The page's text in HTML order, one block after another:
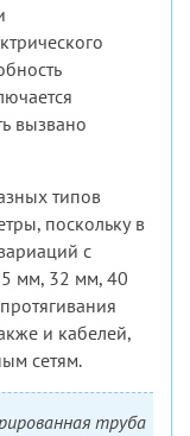
вызвано
типов
поскольку в
с
мм, 32 мм, 40
и кабелей,
сетям.
труба